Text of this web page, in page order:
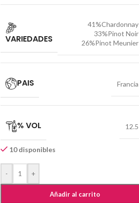
VARIEDADES
41%Chardonnay
33%Pinot Noir
26%Pinot Meunier
PAIS Francia
% VOL 12.5
10 disponibles
- +
Añadir al carrito